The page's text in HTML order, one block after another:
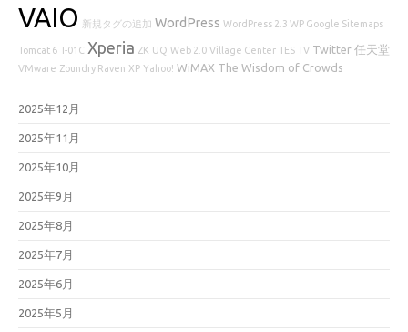
VAIO 新規タグの追加 WordPress WordPress 2.3 WP Google Sitemaps
Tomcat 6 T-01C Xperia ZK UQ Web 2.0 Village Center TES TV Twitter 任天堂
VMware Zoundry Raven XP Yahoo! WiMAX The Wisdom of Crowds
2025年12月
2025年11月
2025年10月
2025年9月
2025年8月
2025年7月
2025年6月
2025年5月